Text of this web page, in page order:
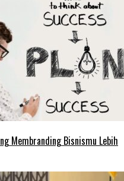
Membranding Bisnismu Lebih